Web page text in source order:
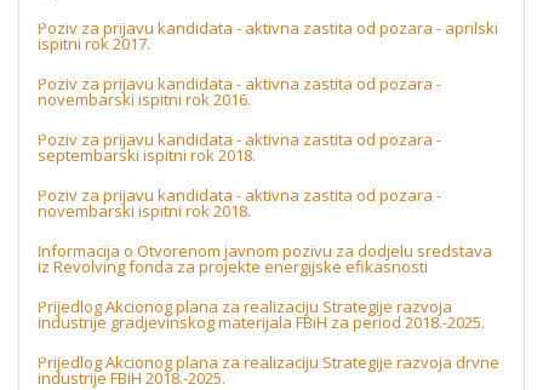
Poziv za prijavu kandidata - aktivna zastita od pozara - aprilski
ispitni rok 2017.
Poziv za prijavu kandidata - aktivna zastita od pozara -
novembarski ispitni rok 2016.
Poziv za prijavu kandidata - aktivna zastita od pozara -
septembarski ispitni rok 2018.
Poziv za prijavu kandidata - aktivna zastita od pozara -
novembarski ispitni rok 2018.
Informacija o Otvorenom javnom pozivu za dodjelu sredstava
iz Revolving fonda za projekte energijske efikasnosti
Prijedlog Akcionog plana za realizaciju Strategije razvoja
industrije gradjevinskog materijala FBiH za period 2018.-2025.
Prijedlog Akcionog plana za realizaciju Strategije razvoja drvne
industrije FBiH 2018.-2025.